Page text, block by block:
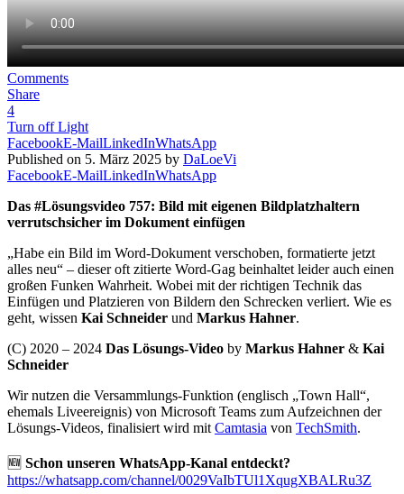
Comments
Share
4
Turn off Light
FacebookE-MailLinkedInWhatsApp
Published on 5. März 2025 by DaLoeVi
FacebookE-MailLinkedInWhatsApp
Das #Lösungsvideo 757: Bild mit eigenen Bildplatzhaltern
verrutschsicher im Dokument einfügen
„Habe ein Bild im Word-Dokument verschoben, formatierte jetzt
alles neu“ – dieser oft zitierte Word-Gag beinhaltet leider auch einen
großen Funken Wahrheit. Wobei mit der richtigen Technik das
Einfügen und Platzieren von Bildern den Schrecken verliert. Wie es
geht, wissen Kai Schneider und Markus Hahner.
(C) 2020 – 2024 Das Lösungs-Video by Markus Hahner & Kai
Schneider
Wir nutzen die Versammlungs-Funktion (englisch „Town Hall“,
ehemals Liveereignis) von Microsoft Teams zum Aufzeichnen der
Lösungs-Videos, finalisiert wird mit Camtasia von TechSmith.
🆕 Schon unseren WhatsApp-Kanal entdeckt?
https://whatsapp.com/channel/0029VaIbTUl1XqugXBALRu3Z